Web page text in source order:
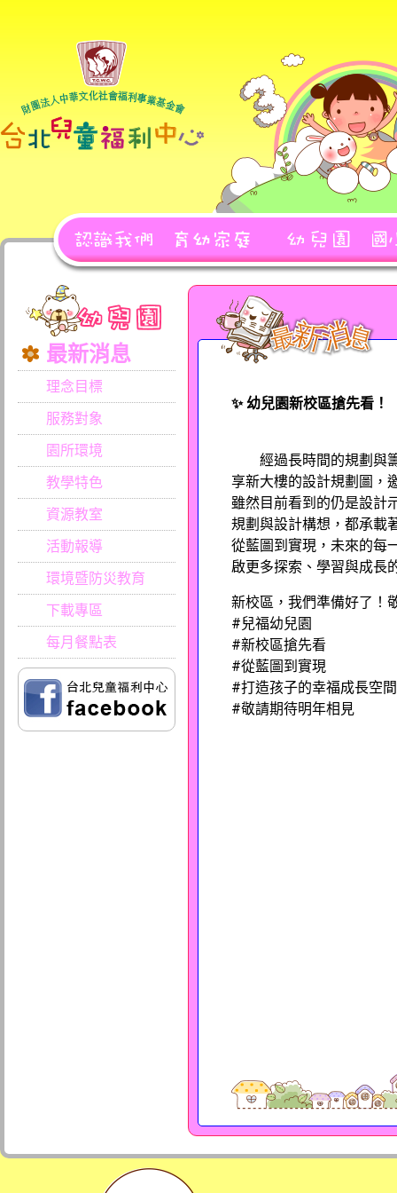
最新消息
理念目標
服務對象
園所環境
教學特色
資源教室
活動報導
環境暨防災教育
下載專區
每月餐點表
✨ 幼兒園新校區搶先看！
經過長時間的規劃與籌
享新大樓的設計規劃圖，
雖然目前看到的仍是設計
規劃與設計構想，都承載
從藍圖到實現，未來的每
啟更多探索、學習與成長
新校區，我們準備好了！
#兒福幼兒園
#新校區搶先看
#從藍圖到實現
#打造孩子的幸福成長空間
#敬請期待明年相見